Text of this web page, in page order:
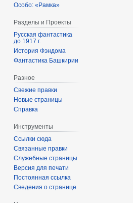
Особо: «Рамка»
Разделы и Проекты
Русская фантастика
до 1917 г.
История Фэндома
Фантастика Башкирии
Разное
Свежие правки
Новые страницы
Справка
Инструменты
Ссылки сюда
Связанные правки
Служебные страницы
Версия для печати
Постоянная ссылка
Сведения о странице